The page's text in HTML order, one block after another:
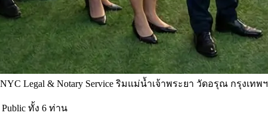
Legal & Notary Service ริมแม่น้ำเจ้าพระยา วัดอรุณ กรุงเทพฯ
ทั้ง 6 ท่าน